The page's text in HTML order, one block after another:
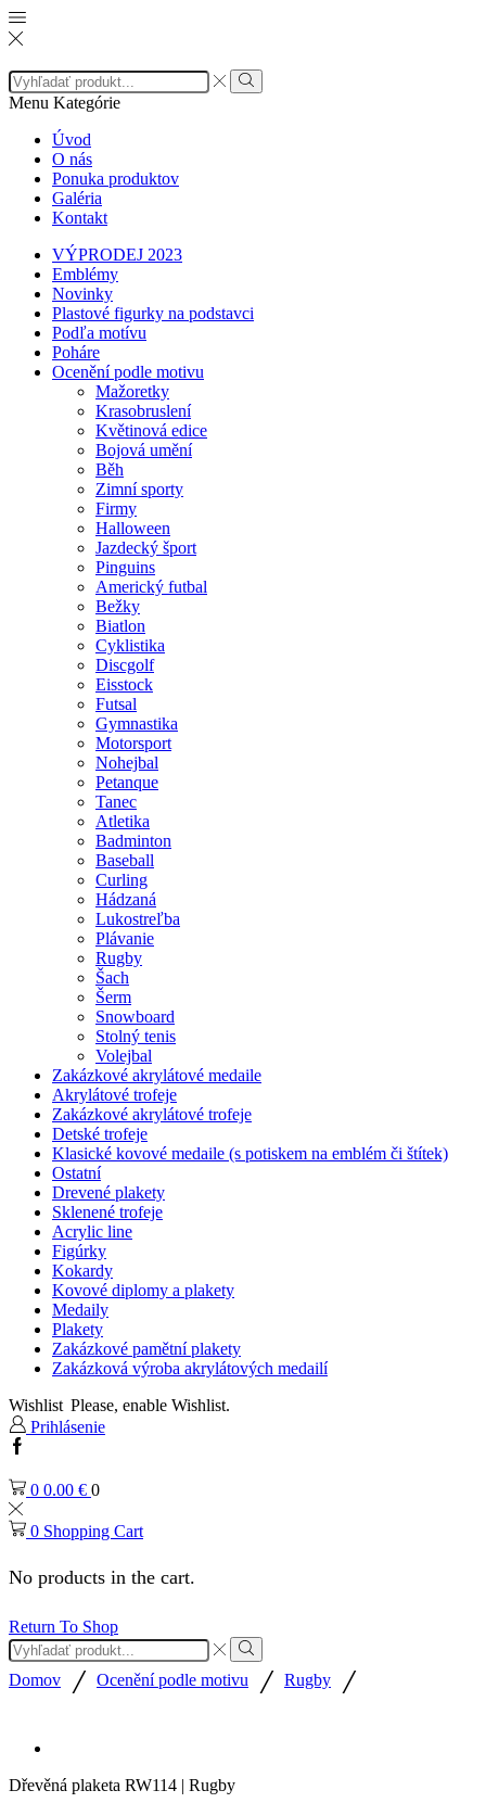
Search
input
Search
Menu Kategórie
Úvod
O nás
Ponuka produktov
Galéria
Kontakt
VÝPRODEJ 2023
Emblémy
Novinky
Plastové figurky na podstavci
Podľa motívu
Poháre
Ocenění podle motivu
Mažoretky
Krasobruslení
Květinová edice
Bojová umění
Běh
Zimní sporty
Firmy
Halloween
Jazdecký šport
Pinguins
Americký futbal
Bežky
Biatlon
Cyklistika
Discgolf
Eisstock
Futsal
Gymnastika
Motorsport
Nohejbal
Petanque
Tanec
Atletika
Badminton
Baseball
Curling
Hádzaná
Lukostreľba
Plávanie
Rugby
Šach
Šerm
Snowboard
Stolný tenis
Volejbal
Zakázkové akrylátové medaile
Akrylátové trofeje
Zakázkové akrylátové trofeje
Detské trofeje
Klasické kovové medaile (s potiskem na emblém či štítek)
Ostatní
Drevené plakety
Sklenené trofeje
Acrylic line
Figúrky
Kokardy
Kovové diplomy a plakety
Medaily
Plakety
Zakázkové pamětní plakety
Zakázková výroba akrylátových medailí
Wishlist Please, enable Wishlist.
Prihlásenie
Facebook
0 0.00 € 0
0 Shopping Cart
No products in the cart.
Return To Shop
Search
input
Search
Domov / Ocenění podle motivu / Rugby /
Dřevěná plaketa RW114 | Rugby